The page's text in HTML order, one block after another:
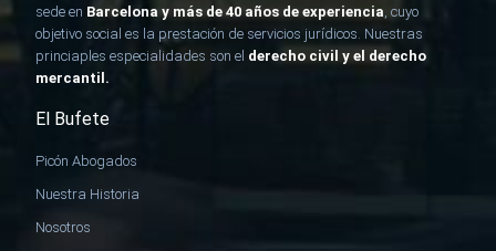
sede en Barcelona y más de 40 años de experiencia, cuyo
objetivo social es la prestación de servicios jurídicos. Nuestras
princiaples especialidades son el derecho civil y el derecho
mercantil.
El Bufete
Picón Abogados
Nuestra Historia
Nosotros